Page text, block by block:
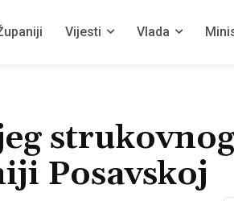
Vijesti Vlada
Posavskoj